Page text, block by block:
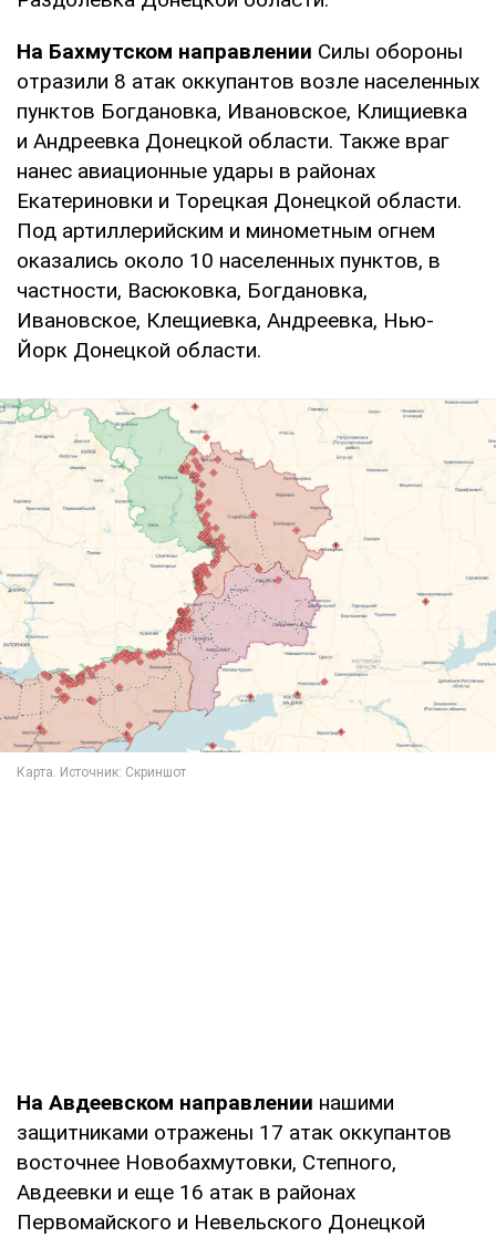
На Бахмутском направлении Силы обороны
отразили 8 атак оккупантов возле населенных
пунктов Богдановка, Ивановское, Клищиевка
и Андреевка Донецкой области. Также враг
нанес авиационные удары в районах
Екатериновки и Торецкая Донецкой области.
Под артиллерийским и минометным огнем
оказались около 10 населенных пунктов, в
частности, Васюковка, Богдановка,
Ивановское, Клещиевка, Андреевка, Нью-
Йорк Донецкой области.
На Авдеевском направлении нашими
защитниками отражены 17 атак оккупантов
восточнее Новобахмутовки, Степного,
Авдеевки и еще 16 атак в районах
Первомайского и Невельского Донецкой